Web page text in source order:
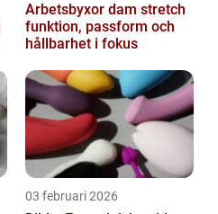
Arbetsbyxor dam stretch
funktion, passform och
hållbarhet i fokus
03 februari 2026